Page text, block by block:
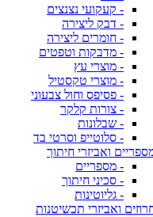
- קעקועי נצנצים
- דבק ליצירה
- חומרים ליצירה
- מדבקות וטפטים
- מוצרי עץ
- מוצרי טקסטיל
- פסיפס וחול צבעוני
- צורות קלקר
- שבלונות
- סלוטייפ וסרטי בד
ואביזרי חיתוך
- מספריים
- סכיני חיתוך
- גליוטינות
ואביזרי תכשיטנות